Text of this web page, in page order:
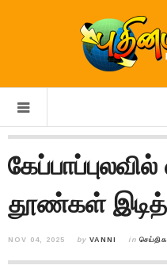
தூண்கள்
NOV 04, 2025 by VANNI in